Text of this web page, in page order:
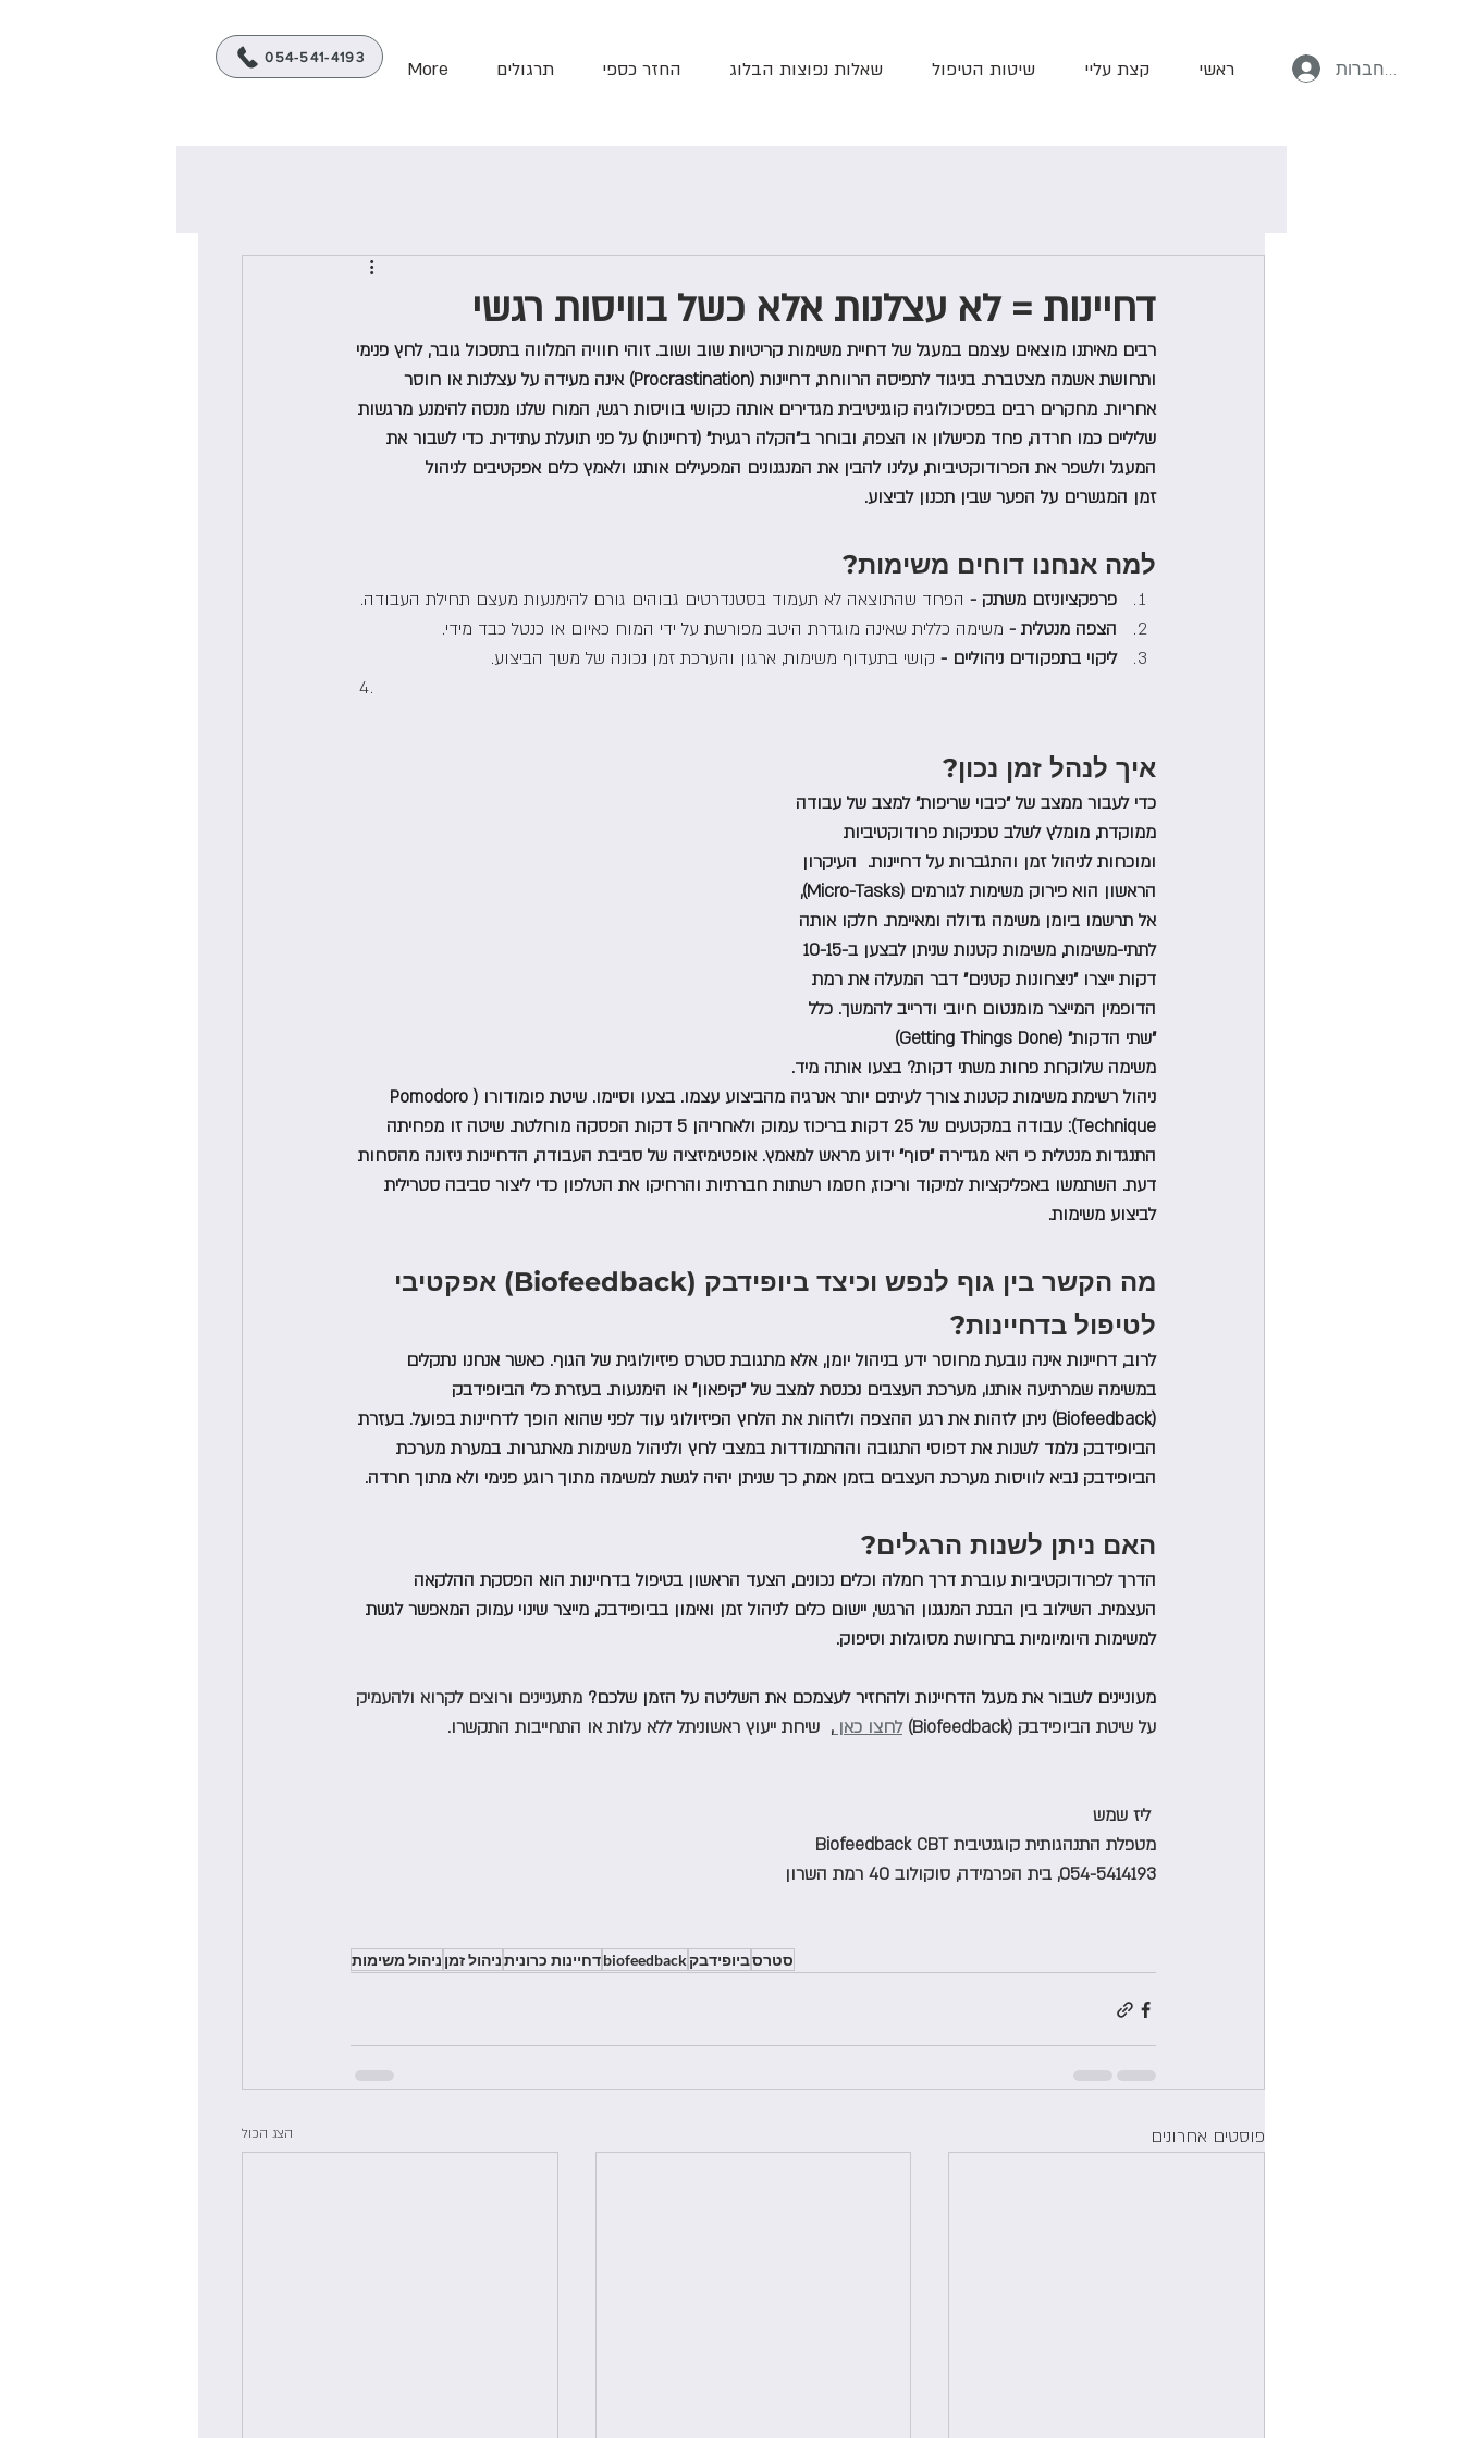
מטפלת ביופידבק C.B.T 054-541-4193
ראשי קצת עליי שיטות הטיפול שאלות נפוצות הבלוג החזר כספי תרגולים More להתחברות
דחיינות = לא עצלנות אלא כשל בוויסות רגשי
רבים מאיתנו מוצאים עצמם במעגל של דחיית משימות קריטיות שוב ושוב. זוהי חוויה המלווה בתסכול גובר, לחץ פנימי
ותחושת אשמה מצטברת. בניגוד לתפיסה הרווחת, דחיינות (Procrastination) אינה מעידה על עצלנות או חוסר
אחריות. מחקרים רבים בפסיכולוגיה קוגניטיבית מגדירים אותה כקושי בוויסות רגשי, המוח שלנו מנסה להימנע מרגשות
שליליים כמו חרדה, פחד מכישלון או הצפה, ובוחר ב"הקלה רגעית" (דחיינות) על פני תועלת עתידית. כדי לשבור את
המעגל ולשפר את הפרודוקטיביות, עלינו להבין את המנגנונים המפעילים אותנו ולאמץ כלים אפקטיבים לניהול
זמן המגשרים על הפער שבין תכנון לביצוע.
למה אנחנו דוחים משימות?
פרפקציוניזם משתק - הפחד שהתוצאה לא תעמוד בסטנדרטים גבוהים גורם להימנעות מעצם תחילת העבודה.
הצפה מנטלית - משימה כללית שאינה מוגדרת היטב מפורשת על ידי המוח כאיום או כנטל כבד מידי.
ליקוי בתפקודים ניהוליים - קושי בתעדוף משימות, ארגון והערכת זמן נכונה של משך הביצוע.
איך לנהל זמן נכון?
כדי לעבור ממצב של "כיבוי שריפות" למצב של עבודה
ממוקדת, מומלץ לשלב טכניקות פרודוקטיביות
ומוכחות לניהול זמן והתגברות על דחיינות.  העיקרון
הראשון הוא פירוק משימות לגורמים (Micro-Tasks),
אל תרשמו ביומן משימה גדולה ומאיימת. חלקו אותה
דקות ייצרו "ניצחונות קטנים" דבר המעלה את רמת
הדופמין המייצר מומנטום חיובי ודרייב להמשך. כלל
"שתי הדקות" (Getting Things Done)
משימה שלוקחת פחות משתי דקות? בצעו אותה מיד.
ניהול רשימת משימות קטנות צורך לעיתים יותר אנרגיה מהביצוע עצמו. בצעו וסיימו. שיטת פומודורו (Pomodoro
Technique): עבודה במקטעים של 25 דקות בריכוז עמוק ולאחריהן 5 דקות הפסקה מוחלטת. שיטה זו מפחיתה
התנגדות מנטלית כי היא מגדירה "סוף" ידוע מראש למאמץ. אופטימיזציה של סביבת העבודה, הדחיינות ניזונה מהסחות
דעת. השתמשו באפליקציות למיקוד וריכוז, חסמו רשתות חברתיות והרחיקו את הטלפון כדי ליצור סביבה סטרילית
לביצוע משימות.
מה הקשר בין גוף לנפש וכיצד ביופידבק (Biofeedback) אפקטיבי
לטיפול בדחיינות?
לרוב, דחיינות אינה נובעת מחוסר ידע בניהול יומן, אלא מתגובת סטרס פיזיולוגית של הגוף. כאשר אנחנו נתקלים
במשימה שמרתיעה אותנו, מערכת העצבים נכנסת למצב של "קיפאון" או הימנעות. בעזרת כלי הביופידבק
(Biofeedback) ניתן לזהות את רגע ההצפה ולזהות את הלחץ הפיזיולוגי עוד לפני שהוא הופך לדחיינות בפועל. בעזרת
הביופידבק נלמד לשנות את דפוסי התגובה וההתמודדות במצבי לחץ ולניהול משימות מאתגרות. במערת מערכת
הביופידבק נביא לוויסות מערכת העצבים בזמן אמת, כך שניתן יהיה לגשת למשימה מתוך רוגע פנימי ולא מתוך חרדה.
האם ניתן לשנות הרגלים?
הדרך לפרודוקטיביות עוברת דרך חמלה וכלים נכונים, הצעד הראשון בטיפול בדחיינות הוא הפסקת ההלקאה
העצמית. השילוב בין הבנת המנגנון הרגשי, יישום כלים לניהול זמן ואימון בביופידבק, מייצר שינוי עמוק המאפשר לגשת
למשימות היומיומיות בתחושת מסוגלות וסיפוק.
מעוניינים לשבור את מעגל הדחיינות ולהחזיר לעצמכם את השליטה על הזמן שלכם? מתעניינים ורוצים לקרוא ולהעמיק
על שיטת הביופידבק (Biofeedback)
לחצו כאן ,  שיחת ייעוץ ראשוניתל ללא עלות או התחייבות התקשרו.
ליז שמש
מטפלת התנהגותית קוגנטיבית Biofeedback CBT
054-5414193, בית הפרמידה, סוקולוב 40 רמת השרון
סטרסביופידבקbiofeedbackדחיינות כרוניתניהול זמן ניהול משימות
פוסטים אחרונים הצג הכול